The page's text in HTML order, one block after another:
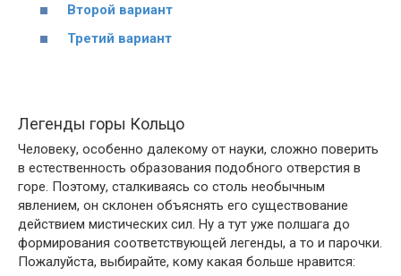
Второй вариант
Третий вариант
Легенды горы Кольцо
Человеку, особенно далекому от науки, сложно поверить
в естественность образования подобного отверстия в
горе. Поэтому, сталкиваясь со столь необычным
явлением, он склонен объяснять его существование
действием мистических сил. Ну а тут уже полшага до
формирования соответствующей легенды, а то и парочки.
Пожалуйста, выбирайте, кому какая больше нравится: